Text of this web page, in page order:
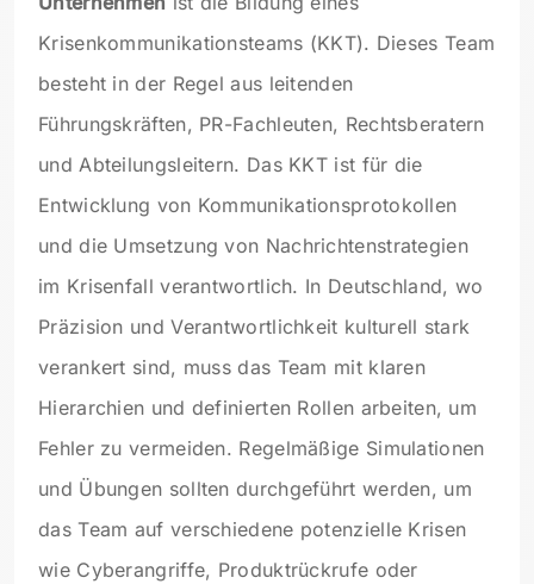
Krisenkommunikationsteams (KKT). Dieses Team
besteht in der Regel aus leitenden
Führungskräften, PR-Fachleuten, Rechtsberatern
und Abteilungsleitern. Das KKT ist für die
Entwicklung von Kommunikationsprotokollen
und die Umsetzung von Nachrichtenstrategien
im Krisenfall verantwortlich. In Deutschland, wo
Präzision und Verantwortlichkeit kulturell stark
verankert sind, muss das Team mit klaren
Hierarchien und definierten Rollen arbeiten, um
Fehler zu vermeiden. Regelmäßige Simulationen
und Übungen sollten durchgeführt werden, um
das Team auf verschiedene potenzielle Krisen
wie Cyberangriffe, Produktrückrufe oder